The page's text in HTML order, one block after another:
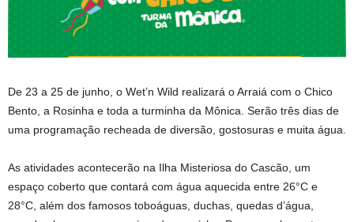
De 23 a 25 de junho, o Wet’n Wild realizará o Arraiá com o Chico
Bento, a Rosinha e toda a turminha da Mônica. Serão três dias de
uma programação recheada de diversão, gostosuras e muita água.
As atividades acontecerão na Ilha Misteriosa do Cascão, um
espaço coberto que contará com água aquecida entre 26°C e
28°C, além dos famosos toboáguas, duchas, quedas d’água,